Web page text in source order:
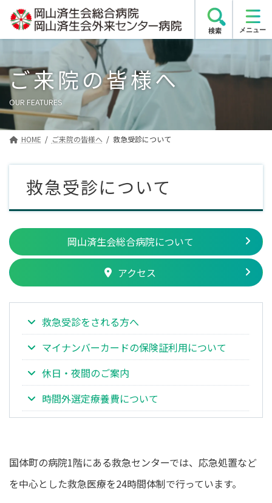
テ
ツ
へ
キ
ゲ
シ
ョ
に
ご来院の皆様へ
OUR FEATURES
HOME ご来院の皆様へ 救急受診について
救急受診について
岡山済生会総合病院について
アクセス
救急受診をされる方へ
マイナンバーカードの保険証利用について
休日・夜間のご案内
時間外選定療養費について
国体町の病院1階にある救急センターでは、応急処置など
を中心とした救急医療を24時間体制で行っています。
検索